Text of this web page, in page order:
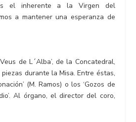
el inherente a la Virgen del
a mantener una esperanza de
de L´Alba’, de la Concatedral,
durante la Misa. Entre éstas,
(M. Ramos) o los ‘Gozos de
Al órgano, el director del coro,